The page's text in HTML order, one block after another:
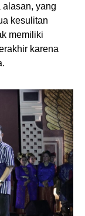
alasan, yang
kesulitan
memiliki
karena